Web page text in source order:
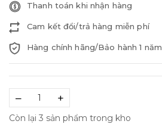
Thanh toán khi nhận hàng
Cam kết đổi/trả hàng miễn phí
Hàng chính hãng/Bảo hành 1 năm
– +
Còn lại 3 sản phẩm trong kho